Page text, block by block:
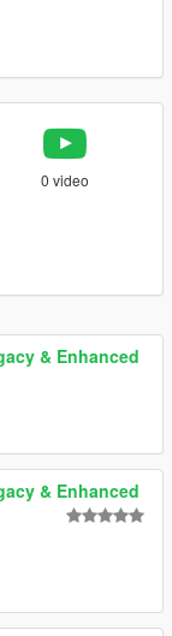
0 video
& Enhanced
& Enhanced